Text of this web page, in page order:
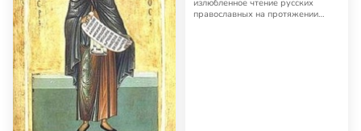
излюбленное чтение русских
православных на протяжении